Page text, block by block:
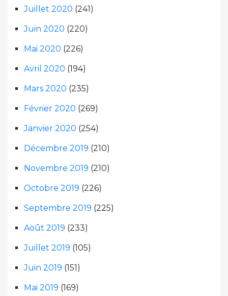
Juillet 2020 (241)
Juin 2020 (220)
Mai 2020 (226)
Avril 2020 (194)
Mars 2020 (235)
Février 2020 (269)
Janvier 2020 (254)
Décembre 2019 (210)
Novembre 2019 (210)
Octobre 2019 (226)
Septembre 2019 (225)
Août 2019 (233)
Juillet 2019 (105)
Juin 2019 (151)
Mai 2019 (169)